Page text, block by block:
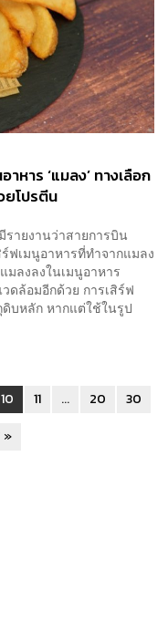
หาร ‘แมลง’ ทางเลือก
ยโปรตีน
ายงานว่าสายการบิน
ฟเมนูอาหารที่ทำจากแมลง
มลงลงในเมนูอาหาร
ดล้อมอีกด้วย การเสิร์ฟ
บหลัก หากแต่ใช้ในรูป
10 11 ... 20
30
»